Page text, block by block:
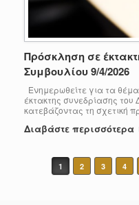
Πρόσκληση σε
Συμβουλίου 9/4/2026
Ενημερωθείτε για τα
έκτακτης συνεδρίασης
κατεβάζοντας τη σχετική
Διαβάστε περισσότερα
Post navigation
1 2 3 4